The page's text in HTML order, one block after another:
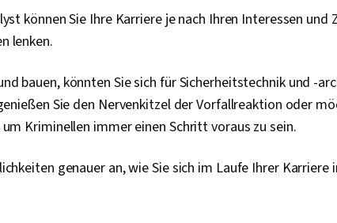
Unternehmen
Entwicklung,
Tools,
Branding,
Gemini,
Risiko,
können Sie Ihre Karriere je nach Ihren Interessen und
lenken.
bauen, könnten Sie sich für Sicherheitstechnik und -
Sie den Nervenkitzel der Vorfallreaktion oder
Kriminellen immer einen Schritt voraus zu sein.
genauer an, wie Sie sich im Laufe Ihrer Karriere